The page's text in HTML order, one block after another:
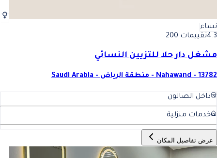
نساء
4.3تقييمات 200
مشغل دار حلا للتزيين النسائي
Nahawand - 13782 - منطقة الرياض - Saudi Arabia
داخل الصالون
خدمات منزلية
عرض تفاصيل المكان